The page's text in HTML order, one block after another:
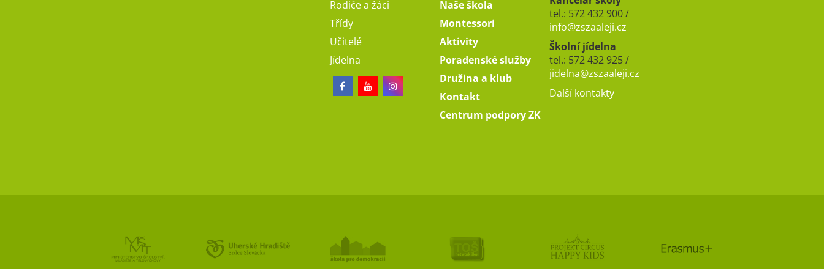
Rodiče a žáci
Třídy
Učitelé
Jídelna
Naše škola
Montessori
Aktivity
Poradenské služby
Družina a klub
Kontakt
Centrum podpory ZK
tel.: 572 432 900 /
info@zszaaleji.cz
Školní jídelna
tel.: 572 432 925 /
jidelna@zszaaleji.cz
Další kontakty